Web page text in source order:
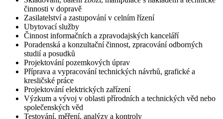
činnosti v dopravě
Zasilatelství a zastupování v celním řízení
Ubytovací služby
Činnost informačních a zpravodajských kanceláří
Poradenská a konzultační činnost, zpracování odborných
studií a posudků
Projektování pozemkových úprav
Příprava a vypracování technických návrhů, grafické a
kresličské práce
Projektování elektrických zařízení
Výzkum a vývoj v oblasti přírodních a technických věd nebo
společenských věd
Testování, měření, analýzy a kontroly